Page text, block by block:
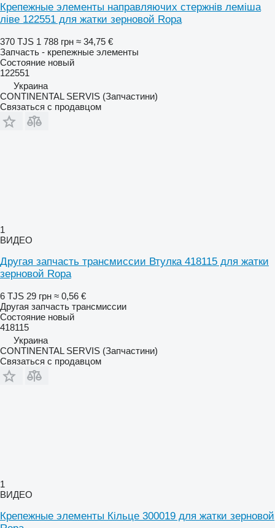
Крепежные элементы направляючих стержнів леміша
ліве 122551 для жатки зерновой Ropa
370 TJS 1 788 грн ≈ 34,75 €
Запчасть - крепежные элементы
Состояние новый
122551
Украина
CONTINENTAL SERVIS (Запчастини)
Связаться с продавцом
1
ВИДЕО
Другая запчасть трансмиссии Втулка 418115 для жатки
зерновой Ropa
6 TJS 29 грн ≈ 0,56 €
Другая запчасть трансмиссии
Состояние новый
418115
Украина
CONTINENTAL SERVIS (Запчастини)
Связаться с продавцом
1
ВИДЕО
Крепежные элементы Кільце 300019 для жатки зерновой